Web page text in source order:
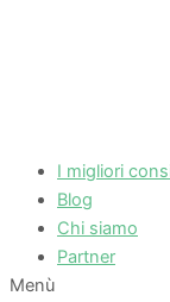
I migliori
Blog
Chi siamo
Partner
Menù